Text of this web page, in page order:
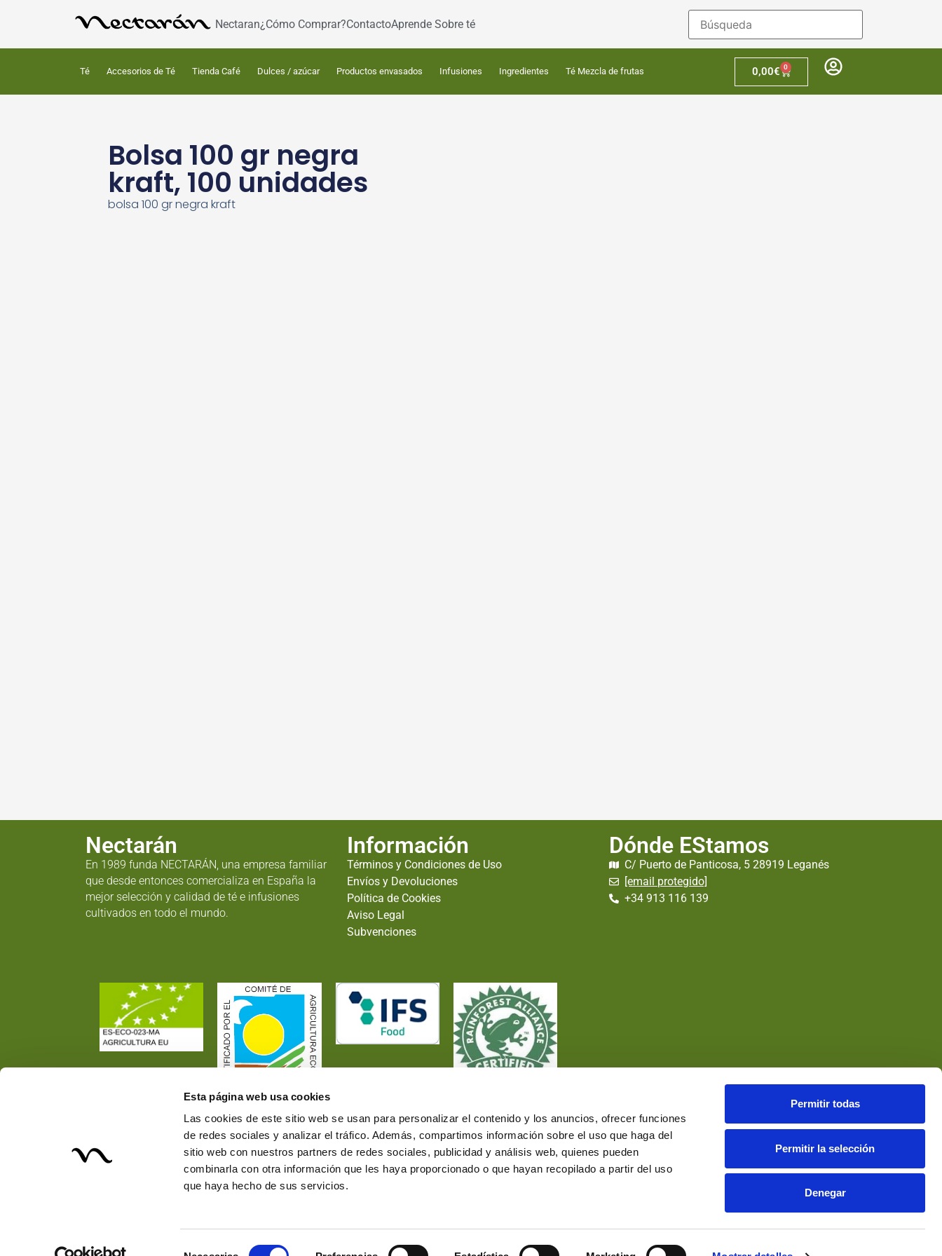
Esta página web usa cookies
Las cookies de este sitio web se usan para personalizar el contenido y los anuncios, ofrecer funciones
de redes sociales y analizar el tráfico. Además, compartimos información sobre el uso que haga del
sitio web con nuestros partners de redes sociales, publicidad y análisis web, quienes pueden
combinarla con otra información que les haya proporcionado o que hayan recopilado a partir del uso
que haya hecho de sus servicios.
Permitir todas
Permitir la selección
Denegar
Nectaran¿Cómo Comprar?ContactoAprende Sobre té
Té Accesorios de Té Tienda Café Dulces / azúcar Productos envasados Infusiones Ingredientes Té Mezcla de frutas 0,00€ 0
Bolsa 100 gr negra
kraft, 100 unidades
bolsa 100 gr negra kraft
Nectarán
En 1989 funda NECTARÁN, una empresa familiar
que desde entonces comercializa en España la
mejor selección y calidad de té e infusiones
cultivados en todo el mundo.
Información
Términos y Condiciones de Uso
Envíos y Devoluciones
Política de Cookies
Aviso Legal
Subvenciones
Dónde EStamos
C/ Puerto de Panticosa, 5 28919 Leganés
[email protegido]
+34 913 116 139